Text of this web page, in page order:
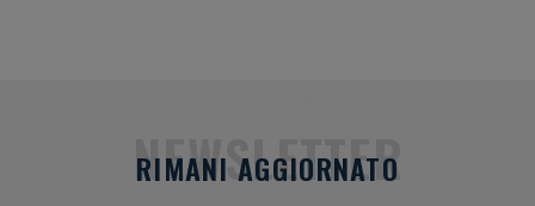
NEWSLETTER
RIMANI AGGIORNATO